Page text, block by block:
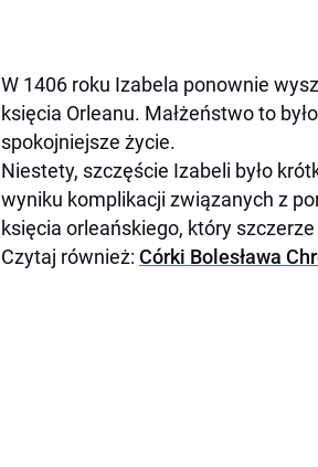
W 1406 roku Izabela ponownie
księcia Orleanu. Małżeństwo to
spokojniejsze życie.
Niestety, szczęście Izabeli było
wyniku komplikacji związanych z
księcia orleańskiego, który szczerze
Czytaj również: Córki Bolesława